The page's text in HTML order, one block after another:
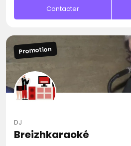
Contacter
Promotion
DJ
Breizhkaraoké